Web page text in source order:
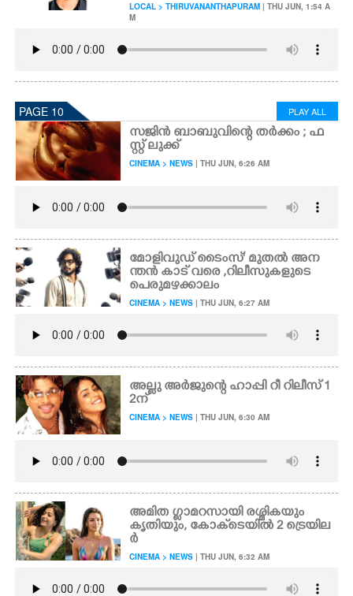
LOCAL > THIRUVANANTHAPURAM | THU JUN, 1:54 A
M
PAGE 10 PLAY ALL
സ​ജി​ൻ​ ​ബാ​ബു​വി​ന്റെ ത​ർ​ക്കം ; ​ഫ​
സ്റ്റ് ​ലു​ക്ക്
CINEMA > NEWS | THU JUN, 6:26 AM
മോളിവുഡ് ടൈംസ്' മുതൽ അന
ന്തൻ കാട് വരെ ,​ റിലീസുകളുടെ
പെരുമഴക്കാലം
CINEMA > NEWS | THU JUN, 6:27 AM
അല്ലു അർജുന്റെ ഹാപ്പി റീ റിലീസ് 1
2ന്
CINEMA > NEWS | THU JUN, 6:30 AM
അമിത ഗ്ളാമറസായി രശ്മികയും
കൃതിയും, കോക്‌ടെയിൽ 2 ട്രെയില
ർ
CINEMA > NEWS | THU JUN, 6:32 AM